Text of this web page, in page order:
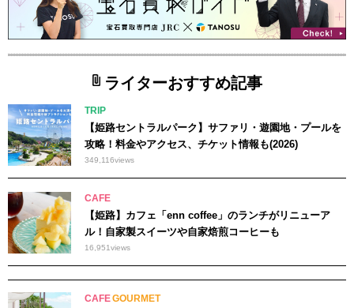
ライターおすすめ記事
TRIP
【姫路セントラルパーク】サファリ・遊園地・プールを
攻略！料金やアクセス、チケット情報も(2026)
349,116views
CAFE
【姫路】カフェ「enn coffee」のランチがリニューア
ル！自家製スイーツや自家焙煎コーヒーも
16,951views
CAFEGOURMET